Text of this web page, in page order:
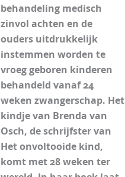
behandeling medisch
zinvol achten en de
ouders uitdrukkelijk
instemmen worden te
vroeg geboren kinderen
behandeld vanaf 24
weken zwangerschap. Het
kindje van Brenda van
Osch, de schrijfster van
Het onvoltooide kind,
komt met 28 weken ter